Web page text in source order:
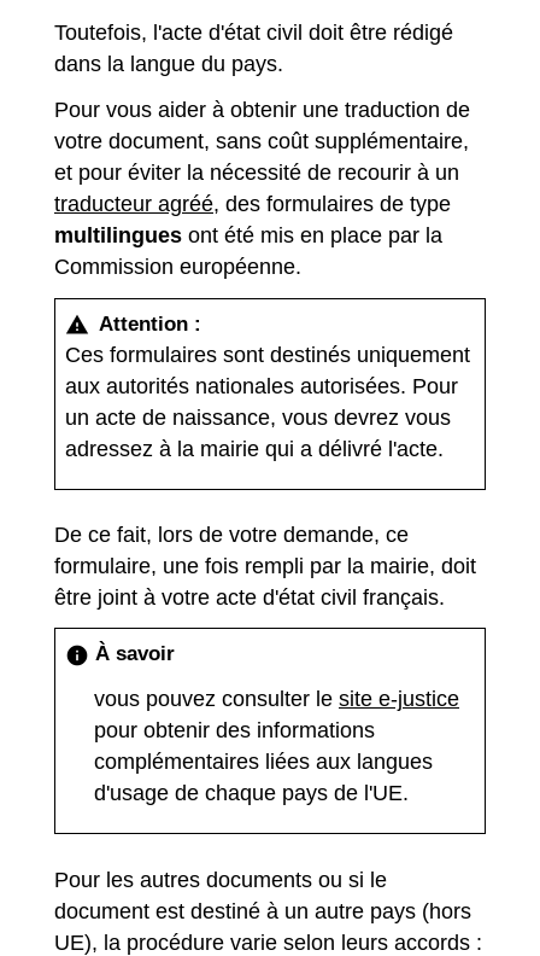
Toutefois, l'acte d'état civil doit être rédigé
dans la langue du pays.
Pour vous aider à obtenir une traduction de
votre document, sans coût supplémentaire,
et pour éviter la nécessité de recourir à un
traducteur agréé, des formulaires de type
multilingues ont été mis en place par la
Commission européenne.
warning Attention :
Ces formulaires sont destinés uniquement
aux autorités nationales autorisées. Pour
un acte de naissance, vous devrez vous
adressez à la mairie qui a délivré l'acte.
De ce fait, lors de votre demande, ce
formulaire, une fois rempli par la mairie, doit
être joint à votre acte d'état civil français.
info À savoir
vous pouvez consulter le site e-justice
pour obtenir des informations
complémentaires liées aux langues
d'usage de chaque pays de l'UE.
Pour les autres documents ou si le
document est destiné à un autre pays (hors
UE), la procédure varie selon leurs accords :